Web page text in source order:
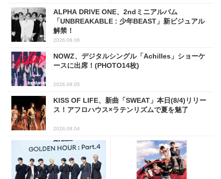
ALPHA DRIVE ONE、2ndミニアルバム
「UNBREAKABLE : 少年BEAST」新ビジュアル
解禁！
2026.08.06
NOWZ、デジタルシングル「Achilles」ショーケ
ースに出席！(PHOTO14枚)
2026.08.05
KISS OF LIFE、新曲「SWEAT」本日(8/4)リリー
ス！アフロハウス×ラテンリズムで夏を魅了
2026.08.04